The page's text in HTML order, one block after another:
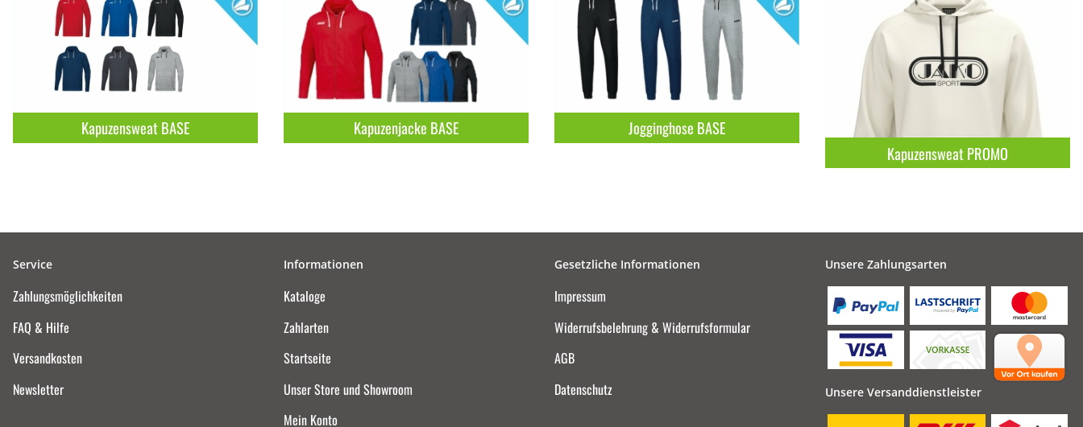
Kapuzensweat BASE Kapuzenjacke BASE
Jogginghose BASE
Kapuzensweat PROMO
Service
Zahlungsmöglichkeiten
FAQ & Hilfe
Versandkosten
Newsletter
Informationen
Kataloge
Zahlarten
Startseite
Unser Store und Showroom
Mein Konto
Gesetzliche Informationen
Impressum
Widerrufsbelehrung & Widerrufsformular
AGB
Datenschutz
Unsere Zahlungsarten
Unsere Versanddienstleister